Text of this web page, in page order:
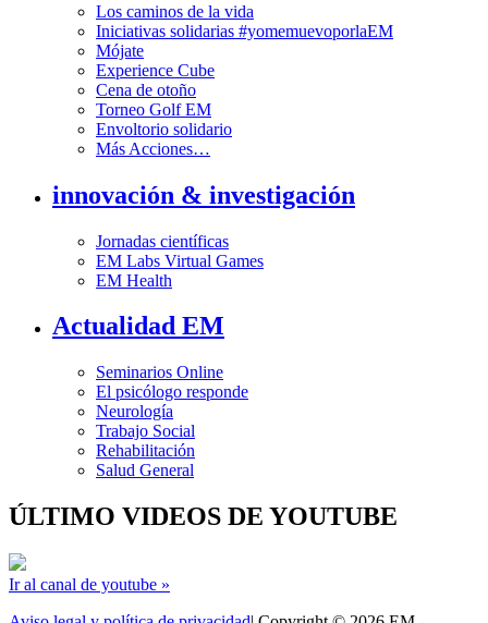
Los caminos de la vida
Iniciativas solidarias #yomemuevoporlaEM
Mójate
Experience Cube
Cena de otoño
Torneo Golf EM
Envoltorio solidario
Más Acciones…
innovación & investigación
Jornadas científicas
EM Labs Virtual Games
EM Health
Actualidad EM
Seminarios Online
El psicólogo responde
Neurología
Trabajo Social
Rehabilitación
Salud General
ÚLTIMO VIDEOS DE YOUTUBE
Ir al canal de youtube »